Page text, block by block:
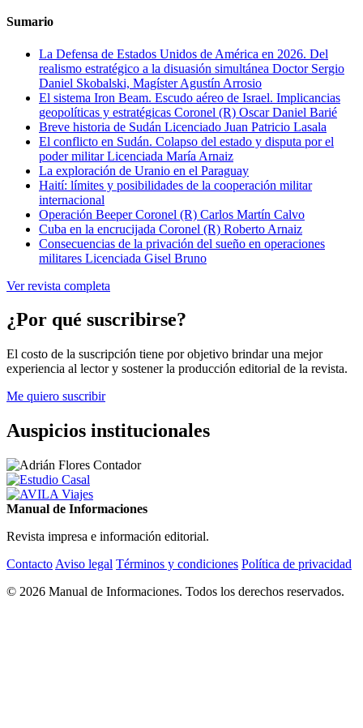
Sumario
La Defensa de Estados Unidos de América en 2026. Del
realismo estratégico a la disuasión simultánea Doctor Sergio
Daniel Skobalski, Magíster Agustín Arrosio
El sistema Iron Beam. Escudo aéreo de Israel. Implicancias
geopolíticas y estratégicas Coronel (R) Oscar Daniel Barié
Breve historia de Sudán Licenciado Juan Patricio Lasala
El conflicto en Sudán. Colapso del estado y disputa por el
poder militarLicenciada María Arnaiz
La exploración de Uranio en el Paraguay
Haití: límites y posibilidades de la cooperación militar
internacional
Operación BeeperCoronel (R) Carlos Martín Calvo
Cuba en la encrucijada Coronel (R) Roberto Arnaiz
Consecuencias de la privación del sueño en operaciones
militares Licenciada Gisel Bruno
Ver revista completa
¿Por qué suscribirse?
El costo de la suscripción tiene por objetivo brindar una mejor
experiencia al lector y sostener la producción editorial de la revista.
Me quiero suscribir
Auspicios institucionales
Manual de Informaciones
Revista impresa e información editorial.
Contacto Aviso legal Términos y condiciones Política de privacidad
© 2026 Manual de Informaciones. Todos los derechos reservados.